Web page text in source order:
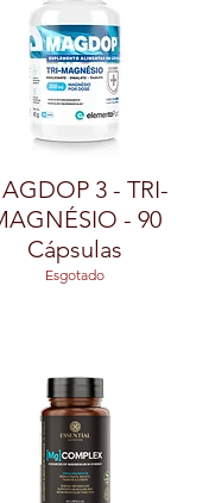
3 - TRI-
- 90
Cápsulas
Esgotado